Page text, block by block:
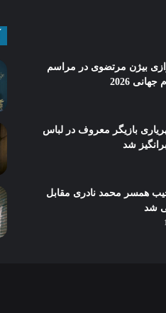
بیژن مرتضوی در مراسم
2026
بازیگر معروف در لباس
شد
همسر محمد نادری مقابل
شد